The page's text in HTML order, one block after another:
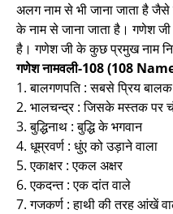
अलग नाम से भी जाना जाता है जैसे
के नाम से जाना जाता है। गणेश जी
है। गणेश जी के कुछ प्रमुख नाम
गणेश नामवली-108 (108
1. बालगणपति : सबसे प्रिय बालक
2. भालचन्द्र : जिसके मस्तक पर
3. बुद्धिनाथ : बुद्धि के भगवान
4. धूम्रवर्ण : धुंए को उड़ाने वाला
5. एकाक्षर : एकल अक्षर
6. एकदन्त : एक दांत वाले
7. गजकर्ण : हाथी की तरह आंखें